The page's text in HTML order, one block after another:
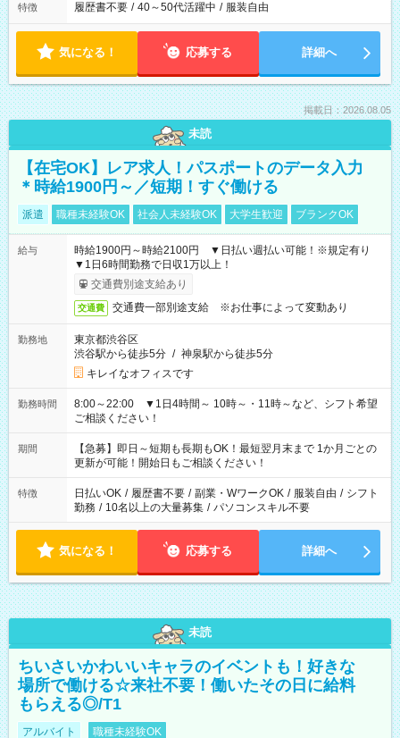
特徴 履歴書不要 / 40～50代活躍中 / 服装自由
気になる！ 応募する 詳細へ
掲載日：2026.08.05
未読
【在宅OK】レア求人！パスポートのデータ入力
＊時給1900円～／短期！すぐ働ける
派遣 職種未経験OK 社会人未経験OK 大学生歓迎 ブランクOK
給与
時給1900円～時給2100円 ▼日払い週払い可能！※規定有り
▼1日6時間勤務で日収1万以上！
交通費別途支給あり
交通費 交通費一部別途支給 ※お仕事によって変動あり
勤務地
東京都渋谷区
渋谷駅から徒歩5分 / 神泉駅から徒歩5分
キレイなオフィスです
勤務時間
8:00～22:00 ▼1日4時間～ 10時～・11時～など、シフト希望
ご相談ください！
期間
【急募】即日～短期も長期もOK！最短翌月末まで 1か月ごとの
更新が可能！開始日もご相談ください！
特徴 日払いOK / 履歴書不要 / 副業・WワークOK / 服装自由 / シフト
勤務 / 10名以上の大量募集 / パソコンスキル不要
気になる！ 応募する 詳細へ
未読
ちいさいかわいいキャラのイベントも！好きな
場所で働ける☆来社不要！働いたその日に給料
もらえる◎/T1
アルバイト 職種未経験OK